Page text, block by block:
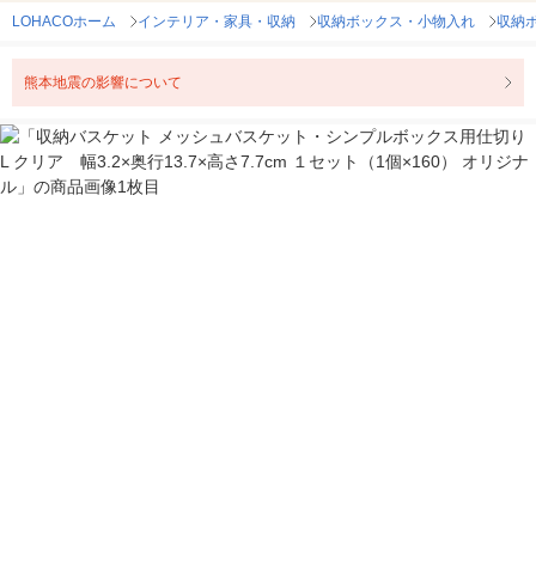
LOHACOホーム インテリア・家具・収納 収納ボックス・小物入れ 収納
熊本地震の影響について